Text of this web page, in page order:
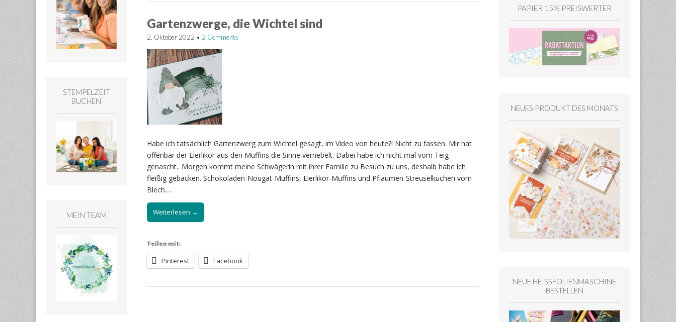
Gartenzwerge, die Wichtel sind
2. Oktober 2022 • 2 Comments
Habe ich tatsächlich Gartenzwerg zum Wichtel gesagt, im Video von heute?! Nicht zu fassen. Mir hat
offenbar der Eierlikör aus den Muffins die Sinne vernebelt. Dabei habe ich nicht mal vom Teig
genascht.. Morgen kommt meine Schwägerin mit ihrer Familie zu Besuch zu uns, deshalb habe ich
fleißig gebacken. Schokoladen-Nougat-Muffins, Eierlikör-Muffins und Pflaumen-Streuselkuchen vom
Blech.…
Weiterlesen →
Teilen mit:
Pinterest Facebook
STEMPELZEIT
BUCHEN
MEIN TEAM
PAPIER 15% PREISWERTER
NEUES PRODUKT DES MONATS
NEUE HEISSFOLIENMASCHINE
BESTELLEN